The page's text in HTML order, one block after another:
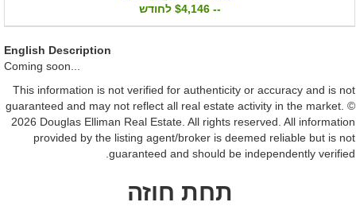
--
$4,146 לחודש
English Description
Coming soon...
This information is not verified for authenticity or accuracy and is not
guaranteed and may not reflect all real estate activity in the market. ©
2026 Douglas Elliman Real Estate. All rights reserved. All information
provided by the listing agent/broker is deemed reliable but is not
guaranteed and should be independently verified.
תחת חוזה